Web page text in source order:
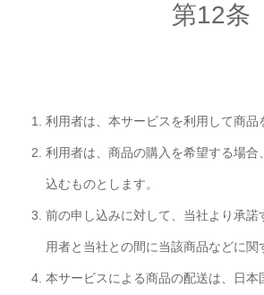
第12
利用者は、本サービスを利用して商
利用者は、商品の購入を希望する場
込むものとします。
前の申し込みに対して、当社より承
用者と当社との間に当該商品などに
本サービスによる商品の配送は、日